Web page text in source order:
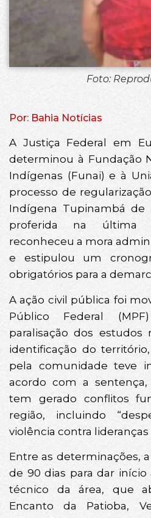
Foto:
Por: Bahia Notícias
A Justiça Federal em
determinou à Fundação
Indígenas (Funai) e à
processo de
Indígena Tupinambá de
proferida na última
reconheceu a mora
e estipulou um
obrigatórios para a
A ação civil pública foi
Público Federal
paralisação dos estudos
identificação do
pela comunidade teve
acordo com a sentença,
tem gerado conflitos
região, incluindo
violência contra lideranças
Entre as determinações,
de 90 dias para dar
técnico da área, que
Encanto da Patioba,